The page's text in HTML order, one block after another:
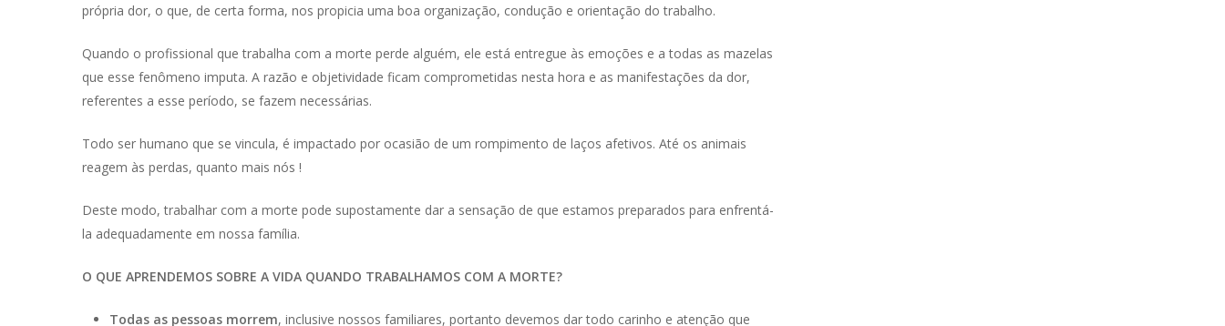
própria dor, o que, de certa forma, nos propicia uma boa organização, condução e orientação do trabalho.
Quando o profissional que trabalha com a morte perde alguém, ele está entregue às emoções e a todas as mazelas
que esse fenômeno imputa. A razão e objetividade ficam comprometidas nesta hora e as manifestações da dor,
referentes a esse período, se fazem necessárias.
Todo ser humano que se vincula, é impactado por ocasião de um rompimento de laços afetivos. Até os animais
reagem às perdas, quanto mais nós !
Deste modo, trabalhar com a morte pode supostamente dar a sensação de que estamos preparados para enfrentá-
la adequadamente em nossa família.
O QUE APRENDEMOS SOBRE A VIDA QUANDO TRABALHAMOS COM A MORTE?
Todas as pessoas morrem, inclusive nossos familiares, portanto devemos dar todo carinho e atenção que